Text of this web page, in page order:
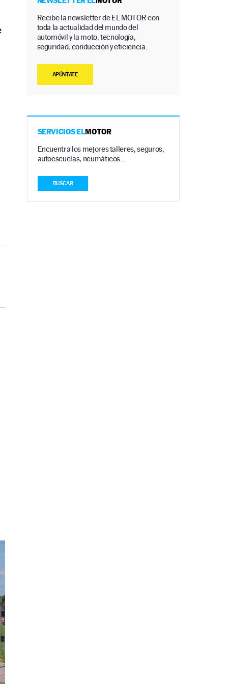
Recibe la newsletter de EL MOTOR con
toda la actualidad del mundo del
automóvil y la moto, tecnología,
seguridad, conducción y eficiencia.
APÚNTATE
SERVICIOS ELMOTOR
Encuentra los mejores talleres, seguros,
autoescuelas, neumáticos…
BUSCAR